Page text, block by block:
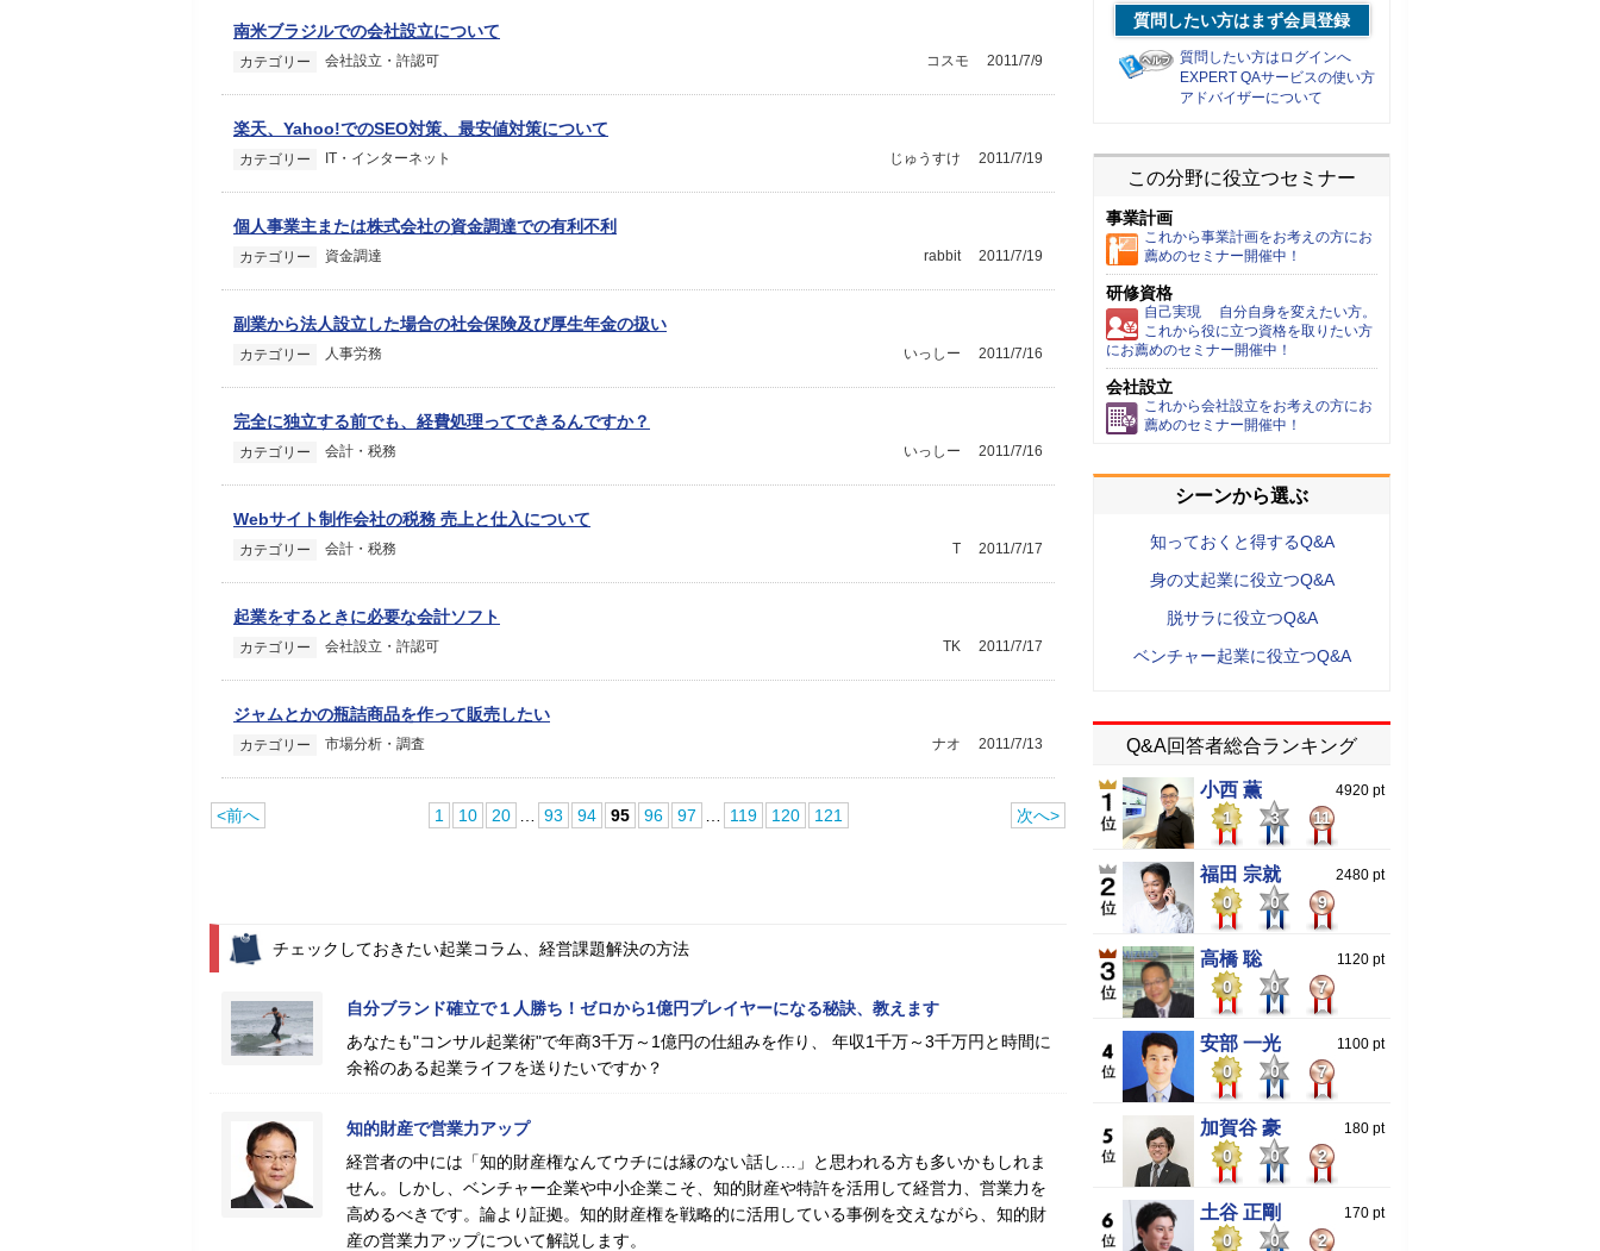
南米ブラジルでの会社設立について
カテゴリー 会社設立・許認可 2011/7/9
コスモ
楽天、Yahoo!でのSEO対策、最安値対策について
カテゴリー IT・インターネット 2011/7/19
じゅうすけ
個人事業主または株式会社の資金調達での有利不利
カテゴリー 資金調達 2011/7/19
rabbit
副業から法人設立した場合の社会保険及び厚生年金の扱い
カテゴリー 人事労務 2011/7/16
いっしー
完全に独立する前でも、経費処理ってできるんですか？
カテゴリー 会計・税務 2011/7/16
いっしー
Webサイト制作会社の税務 売上と仕入について
カテゴリー 会計・税務 2011/7/17
T
起業をするときに必要な会計ソフト
カテゴリー 会社設立・許認可 2011/7/17
TK
ジャムとかの瓶詰商品を作って販売したい
カテゴリー 市場分析・調査 2011/7/13
ナオ
<前へ 1 10 20 93 94 95 96 97 119 120 121 次へ>
チェックしておきたい起業コラム、経営課題解決の方法
自分ブランド確立で１人勝ち！ゼロから1億円プレイヤーになる秘訣、教えます
あなたも"コンサル起業術"で年商3千万～1億円の仕組みを作り、 年収1千万～3千万円と時間に
余裕のある起業ライフを送りたいですか？
知的財産で営業力アップ
経営者の中には「知的財産権なんてウチには縁のない話し…」と思われる方も多いかもしれま
せん。しかし、ベンチャー企業や中小企業こそ、知的財産や特許を活用して経営力、営業力を
高めるべきです。論より証拠。知的財産権を戦略的に活用している事例を交えながら、知的財
産の営業力アップについて解説します。
質問したい方はまず会員登録
質問したい方はログインへ
EXPERT QAサービスの使い方
アドバイザーについて
この分野に役立つセミナー
事業計画
これから事業計画をお考えの方にお
薦めのセミナー開催中！
研修資格
自己実現 自分自身を変えたい方。
これから役に立つ資格を取りたい方
にお薦めのセミナー開催中！
会社設立
これから会社設立をお考えの方にお
薦めのセミナー開催中！
シーンから選ぶ
知っておくと得するQ&A
身の丈起業に役立つQ&A
脱サラに役立つQ&A
ベンチャー起業に役立つQ&A
Q&A回答者総合ランキング
小西 薫 4920 pt
1 3 11
福田 宗就 2480 pt
0 0 9
高橋 聡 1120 pt
0 0 7
安部 一光 1100 pt
0 0 7
加賀谷 豪 180 pt
0 0 2
土谷 正剛 170 pt
0 0 2